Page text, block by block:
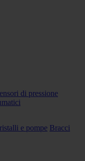
di pressione
e pompe Bracci